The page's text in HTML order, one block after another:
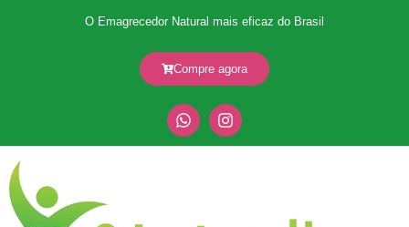
O Emagrecedor Natural mais eficaz do Brasil
Compre agora